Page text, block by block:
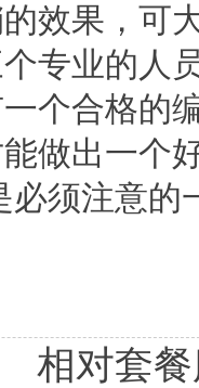
效果，可
专业的人
个合格的
做出一个
必须注意的
相对套